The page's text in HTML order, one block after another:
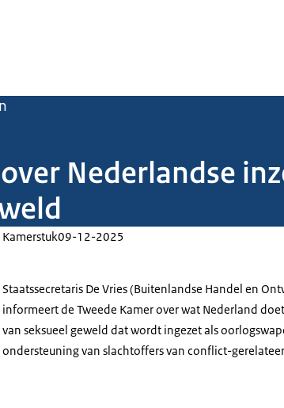
Nederlandse
Kamerstuk09-12-2025
Staatssecretaris De Vries (Buitenlandse Handel en
informeert de Tweede Kamer over wat Nederland
van seksueel geweld dat wordt ingezet als
ondersteuning van slachtoffers van conflict-